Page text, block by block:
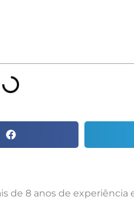
de 8 anos de experiência